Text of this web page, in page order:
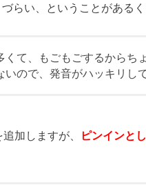
らい、ということがあるく
くて、もごもごするからち
ので、発音がハッキリし
加しますが、 ピンインと